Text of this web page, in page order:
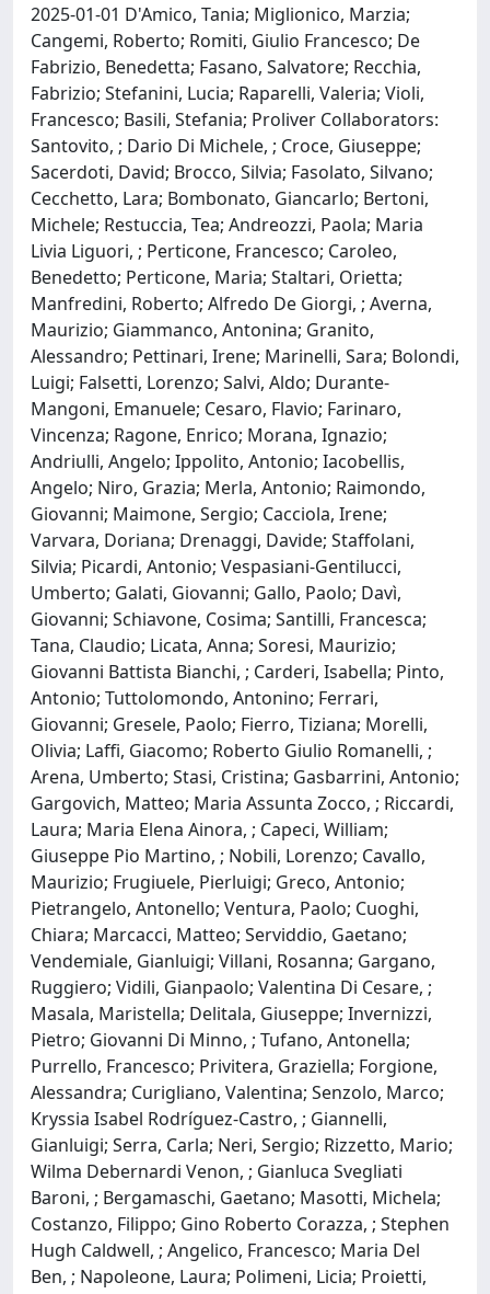
2025-01-01 D'Amico, Tania; Miglionico, Marzia;
Cangemi, Roberto; Romiti, Giulio Francesco; De
Fabrizio, Benedetta; Fasano, Salvatore; Recchia,
Fabrizio; Stefanini, Lucia; Raparelli, Valeria; Violi,
Francesco; Basili, Stefania; Proliver Collaborators:
Santovito, ; Dario Di Michele, ; Croce, Giuseppe;
Sacerdoti, David; Brocco, Silvia; Fasolato, Silvano;
Cecchetto, Lara; Bombonato, Giancarlo; Bertoni,
Michele; Restuccia, Tea; Andreozzi, Paola; Maria
Livia Liguori, ; Perticone, Francesco; Caroleo,
Benedetto; Perticone, Maria; Staltari, Orietta;
Manfredini, Roberto; Alfredo De Giorgi, ; Averna,
Maurizio; Giammanco, Antonina; Granito,
Alessandro; Pettinari, Irene; Marinelli, Sara; Bolondi,
Luigi; Falsetti, Lorenzo; Salvi, Aldo; Durante-
Mangoni, Emanuele; Cesaro, Flavio; Farinaro,
Vincenza; Ragone, Enrico; Morana, Ignazio;
Andriulli, Angelo; Ippolito, Antonio; Iacobellis,
Angelo; Niro, Grazia; Merla, Antonio; Raimondo,
Giovanni; Maimone, Sergio; Cacciola, Irene;
Varvara, Doriana; Drenaggi, Davide; Staffolani,
Silvia; Picardi, Antonio; Vespasiani-Gentilucci,
Umberto; Galati, Giovanni; Gallo, Paolo; Davì,
Giovanni; Schiavone, Cosima; Santilli, Francesca;
Tana, Claudio; Licata, Anna; Soresi, Maurizio;
Giovanni Battista Bianchi, ; Carderi, Isabella; Pinto,
Antonio; Tuttolomondo, Antonino; Ferrari,
Giovanni; Gresele, Paolo; Fierro, Tiziana; Morelli,
Olivia; Laffi, Giacomo; Roberto Giulio Romanelli, ;
Arena, Umberto; Stasi, Cristina; Gasbarrini, Antonio;
Gargovich, Matteo; Maria Assunta Zocco, ; Riccardi,
Laura; Maria Elena Ainora, ; Capeci, William;
Giuseppe Pio Martino, ; Nobili, Lorenzo; Cavallo,
Maurizio; Frugiuele, Pierluigi; Greco, Antonio;
Pietrangelo, Antonello; Ventura, Paolo; Cuoghi,
Chiara; Marcacci, Matteo; Serviddio, Gaetano;
Vendemiale, Gianluigi; Villani, Rosanna; Gargano,
Ruggiero; Vidili, Gianpaolo; Valentina Di Cesare, ;
Masala, Maristella; Delitala, Giuseppe; Invernizzi,
Pietro; Giovanni Di Minno, ; Tufano, Antonella;
Purrello, Francesco; Privitera, Graziella; Forgione,
Alessandra; Curigliano, Valentina; Senzolo, Marco;
Kryssia Isabel Rodríguez-Castro, ; Giannelli,
Gianluigi; Serra, Carla; Neri, Sergio; Rizzetto, Mario;
Wilma Debernardi Venon, ; Gianluca Svegliati
Baroni, ; Bergamaschi, Gaetano; Masotti, Michela;
Costanzo, Filippo; Gino Roberto Corazza, ; Stephen
Hugh Caldwell, ; Angelico, Francesco; Maria Del
Ben, ; Napoleone, Laura; Polimeni, Licia; Proietti,